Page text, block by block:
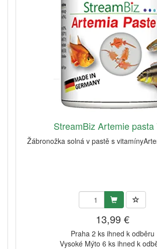
StreamBiz Artemie pasta
Žábronožka solná v pastě s
13,99 €
Praha 2 ks ihned k odběru
Vysoké Mýto 6 ks ihned k